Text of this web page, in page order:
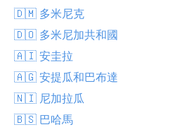
🇩🇲 多米尼克
🇩🇴 多米尼加共和國
🇦🇮 安圭拉
🇦🇬 安提瓜和巴布達
🇳🇮 尼加拉瓜
🇧🇸 巴哈馬